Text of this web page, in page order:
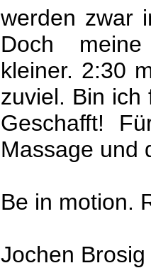
werden zwar
Doch
kleiner. 2:30
zuviel. Bin ich
Geschafft!
Massage und
Be in motion.
Jochen Brosig